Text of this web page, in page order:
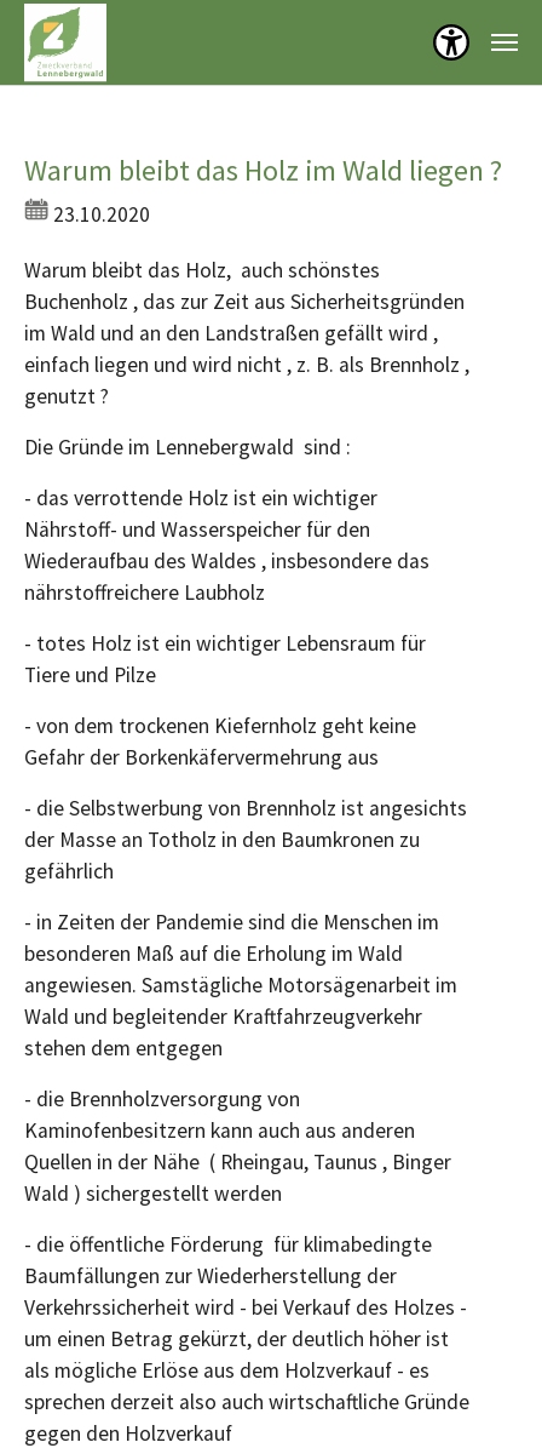
Menü
Warum bleibt das Holz im Wald liegen ?
23.10.2020
Warum bleibt das Holz, auch schönstes
Buchenholz , das zur Zeit aus Sicherheitsgründen
im Wald und an den Landstraßen gefällt wird ,
einfach liegen und wird nicht , z. B. als Brennholz ,
genutzt ?
Die Gründe im Lennebergwald sind :
- das verrottende Holz ist ein wichtiger
Nährstoff- und Wasserspeicher für den
Wiederaufbau des Waldes , insbesondere das
nährstoffreichere Laubholz
- totes Holz ist ein wichtiger Lebensraum für
Tiere und Pilze
- von dem trockenen Kiefernholz geht keine
Gefahr der Borkenkäfervermehrung aus
- die Selbstwerbung von Brennholz ist angesichts
der Masse an Totholz in den Baumkronen zu
gefährlich
- in Zeiten der Pandemie sind die Menschen im
besonderen Maß auf die Erholung im Wald
angewiesen. Samstägliche Motorsägenarbeit im
Wald und begleitender Kraftfahrzeugverkehr
stehen dem entgegen
- die Brennholzversorgung von
Kaminofenbesitzern kann auch aus anderen
Quellen in der Nähe ( Rheingau, Taunus , Binger
Wald ) sichergestellt werden
- die öffentliche Förderung für klimabedingte
Baumfällungen zur Wiederherstellung der
Verkehrssicherheit wird - bei Verkauf des Holzes -
um einen Betrag gekürzt, der deutlich höher ist
als mögliche Erlöse aus dem Holzverkauf - es
sprechen derzeit also auch wirtschaftliche Gründe
gegen den Holzverkauf